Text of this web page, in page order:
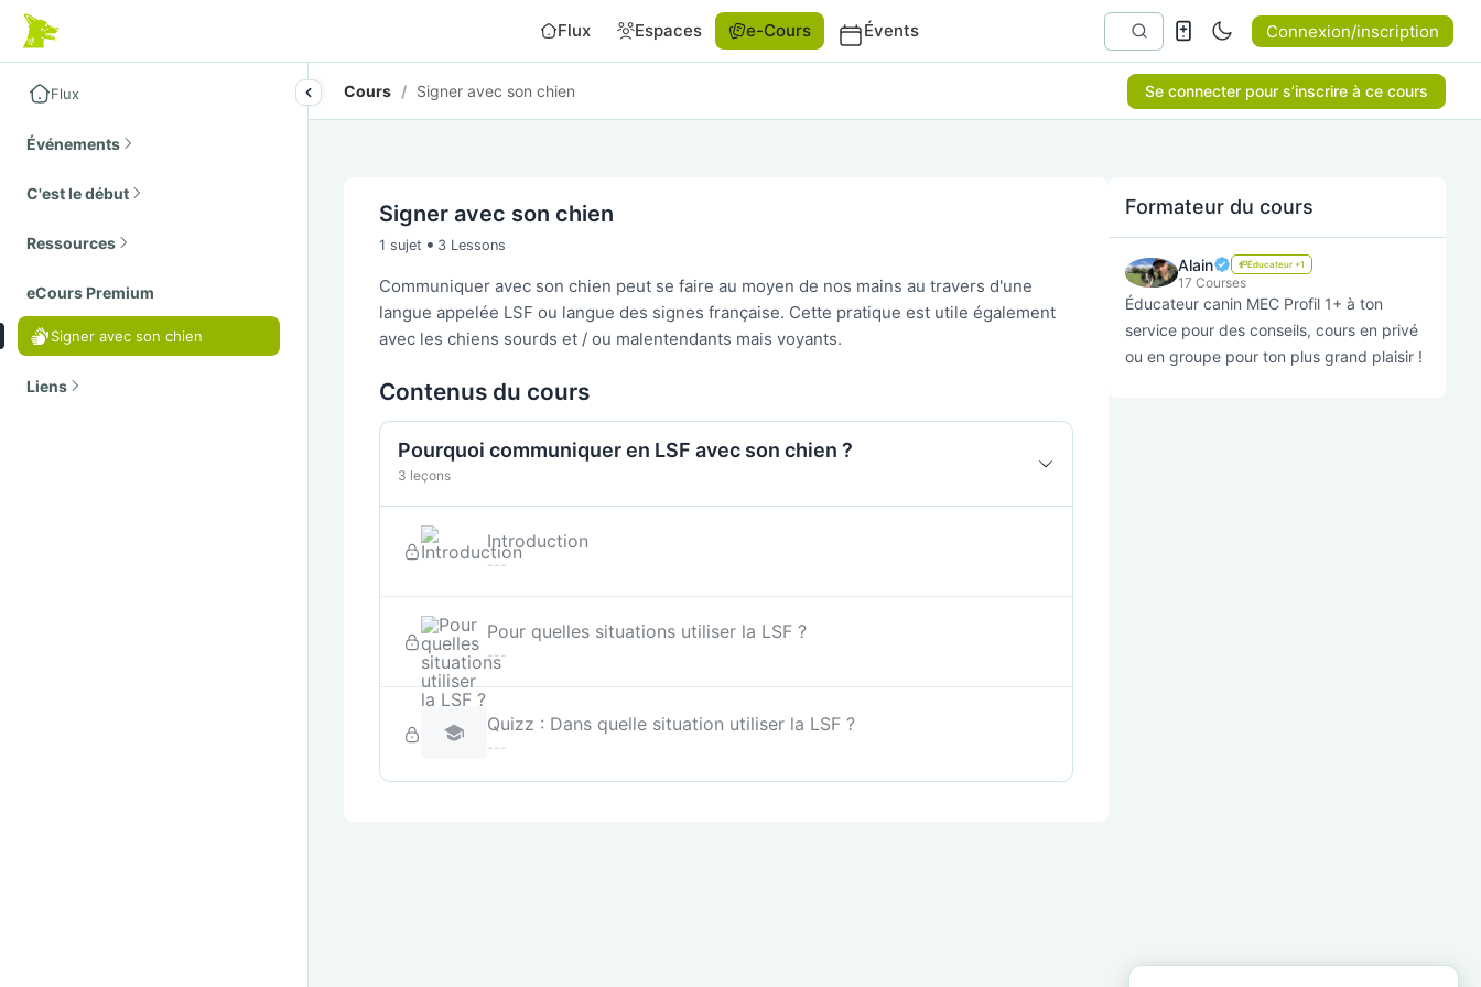
Flux Espaces e-Cours Évents Connexion/inscription
Flux
Événements
C'est le début
Ressources
eCours Premium
Signer avec son chien
Liens
Cours / Signer avec son chien Se connecter pour s’inscrire à ce cours
Signer avec son chien
1 sujet • 3 Lessons
Communiquer avec son chien peut se faire au moyen de nos mains au travers d'une
langue appelée LSF ou langue des signes française. Cette pratique est utile également
avec les chiens sourds et / ou malentendants mais voyants.
Contenus du cours
Pourquoi communiquer en LSF avec son chien ?
3 leçons
Introduction
---
Pour quelles situations utiliser la LSF ?
---
Quizz : Dans quelle situation utiliser la LSF ?
---
Formateur du cours
Alain Éducateur +1
17 Courses
Éducateur canin MEC Profil 1+ à ton
service pour des conseils, cours en privé
ou en groupe pour ton plus grand plaisir !